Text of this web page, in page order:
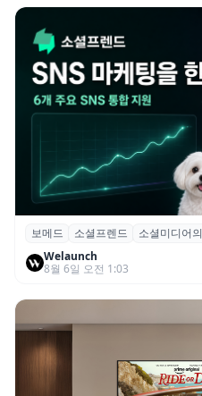
보메드 ‘소셜프렌드’,
SNS 마케팅 통합 지원
보메드 소셜프렌드
소셜미디어
Welaunch
8월 6일 오전 1:03